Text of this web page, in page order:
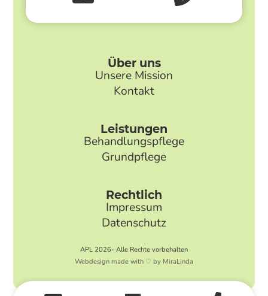
Über uns
Unsere Mission
Kontakt
Leistungen
Behandlungspflege
Grundpflege
Rechtlich
Impressum
Datenschutz
APL 2026- Alle Rechte vorbehalten
Webdesign made with ♡ by MiraLinda